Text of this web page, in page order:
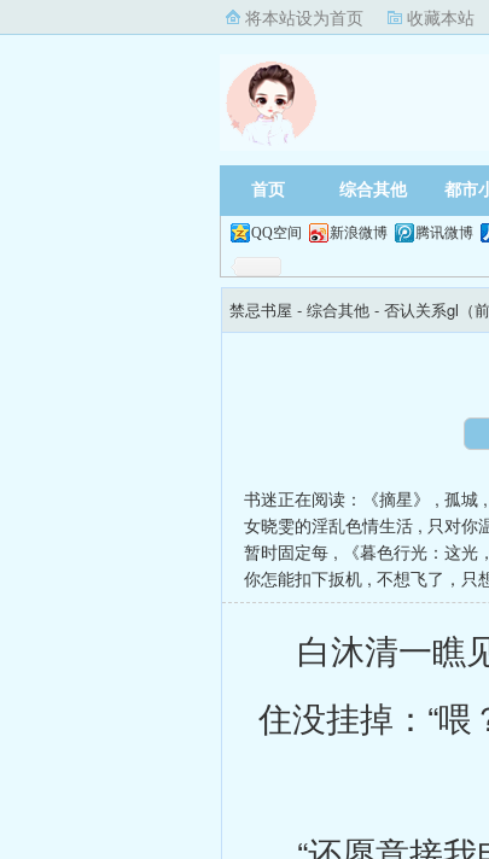
将本站设为首页 收藏本站
首页 综合其他 都市
QQ空间 新浪微博 腾讯微博
禁忌书屋 - 综合其他 - 否认关系gl（
书迷正在阅读： 《摘星》 , 孤城 ,
女晓雯的淫乱色情生活 , 只对你
暂时固定每 , 《暮色行光：这
你怎能扣下扳机 , 不想飞了，只
白沐清一瞧
住没挂掉：“喂